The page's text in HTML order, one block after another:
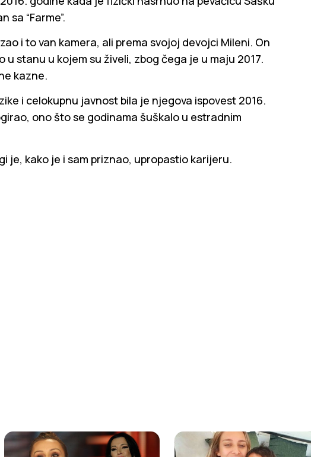
sa “Farme”.
i to van kamera, ali prema svojoj devojci Mileni. On
stanu u kojem su živeli, zbog čega je u maju 2017.
kazne.
i celokupnu javnost bila je njegova ispovest 2016.
ono što se godinama šuškalo u estradnim
je, kako je i sam priznao, upropastio karijeru.